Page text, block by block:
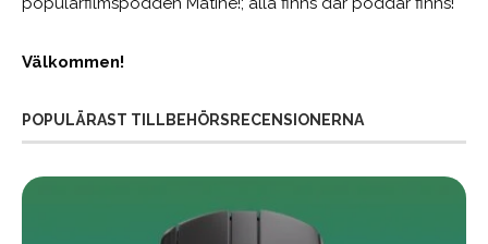
Välkommen!
POPULÄRAST TILLBEHÖRSRECENSIONERNA